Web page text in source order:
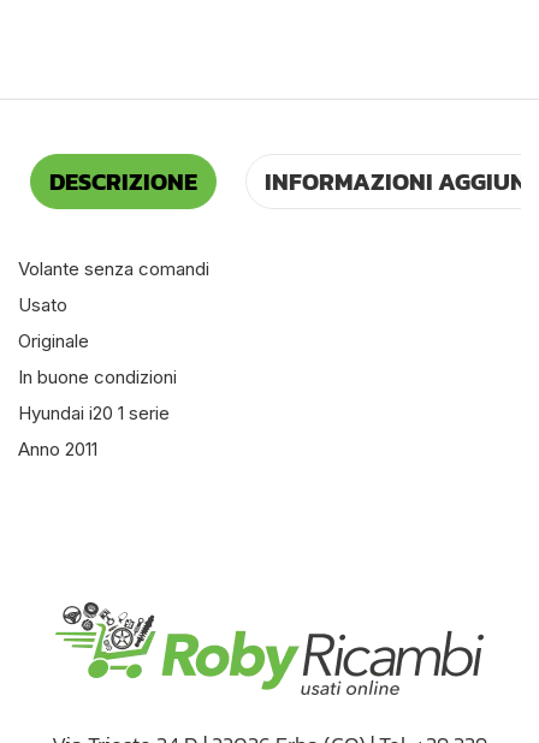
DESCRIZIONE INFORMAZIONI
Volante senza comandi
Usato
Originale
In buone condizioni
Hyundai i20 1 serie
Anno 2011